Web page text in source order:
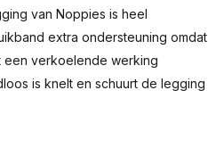
van Noppies is heel
extra ondersteuning omdat
een verkoelende werking
is knelt en schuurt de legging